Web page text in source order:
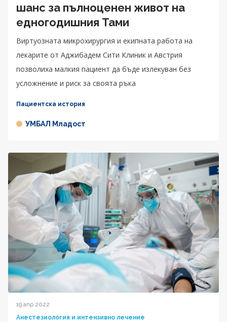
шанс за пълноценен живот на
едногодишния Тами
Виртуозната микрохирургия и екипната работа на
лекарите от Аджибадем Сити Клиник и Австрия
позволиха малкия пациент да бъде излекуван без
усложнение и риск за своята ръка
Пациентска история
УМБАЛ Младост
19 апр 2022
Анестезиология и интензивно лечение